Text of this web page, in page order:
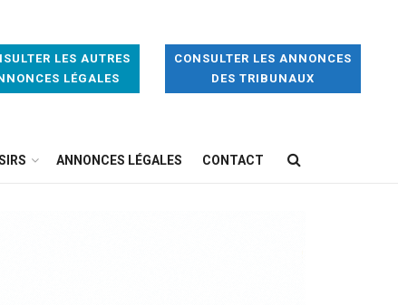
LES AUTRES
LÉGALES
CONSULTER LES ANNONCES
DES TRIBUNAUX
ANNONCES LÉGALES CONTACT